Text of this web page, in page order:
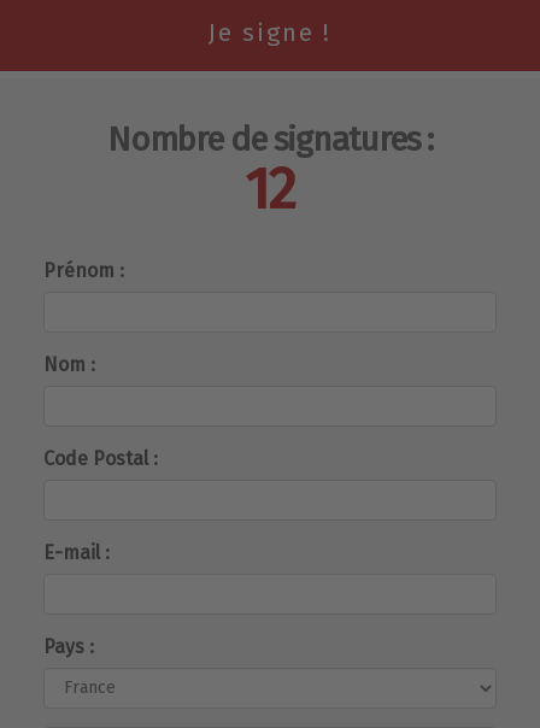
Nombre de signatures :
12
Prénom :
Nom :
Code Postal :
E-mail :
Pays :